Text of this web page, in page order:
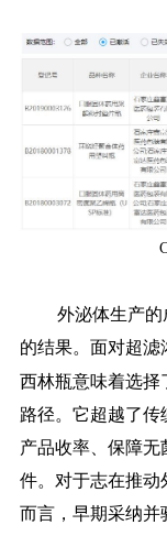
外泌体生产
的结果。面对超滤
西林瓶意味着选择
路径。它超越了传
产品收率、保障无
件。对于志在推动
而言，早期采纳并